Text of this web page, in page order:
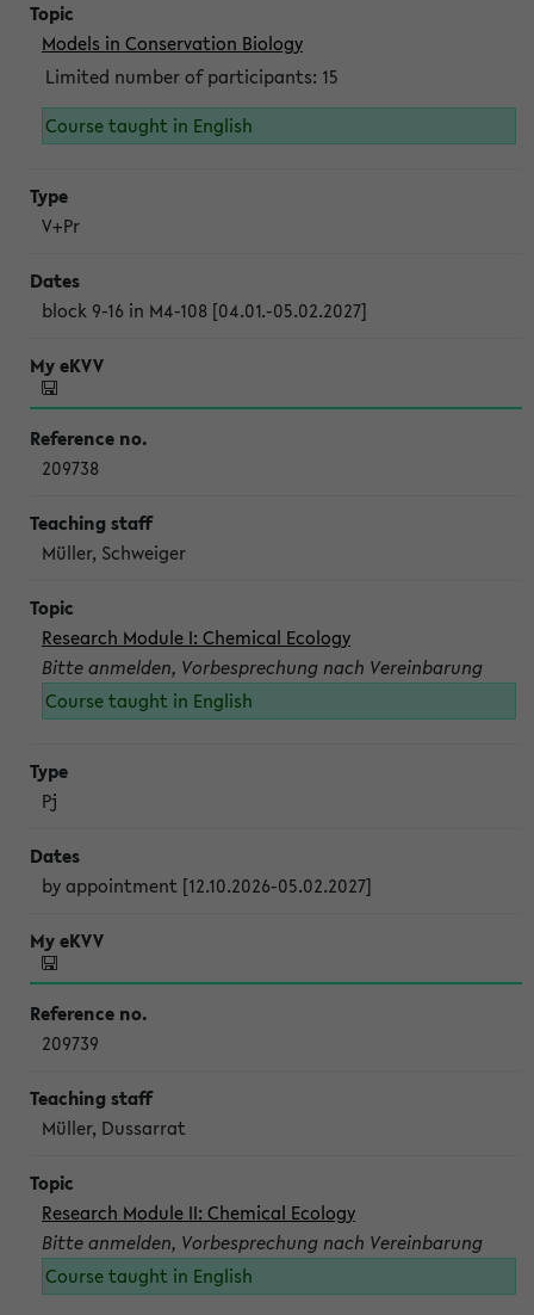
Models in Conservation Biology
Limited number of participants: 15
Course taught in English
V+Pr
block 9-16 in M4-108 [04.01.-05.02.2027]
209738
Müller, Schweiger
Research Module I: Chemical Ecology
Bitte anmelden, Vorbesprechung nach Vereinbarung
Course taught in English
Pj
by appointment [12.10.2026-05.02.2027]
209739
Müller, Dussarrat
Research Module II: Chemical Ecology
Bitte anmelden, Vorbesprechung nach Vereinbarung
Course taught in English